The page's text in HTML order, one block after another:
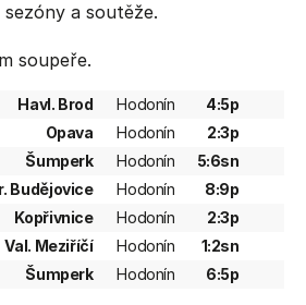
a soutěže.
soupeře.
Havl. Brod Hodonín
4:5p
Opava Hodonín
2:3p
Šumperk Hodonín
5:6sn
Budějovice Hodonín
8:9p
Kopřivnice Hodonín
2:3p
Val. Meziříčí Hodonín
1:2sn
Šumperk Hodonín 6:5p